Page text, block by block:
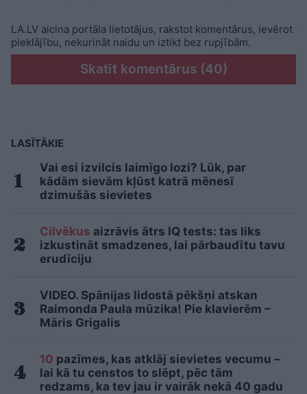
LA.LV aicina portāla lietotājus, rakstot komentārus, ievērot
pieklājību, nekurināt naidu un iztikt bez rupjībām.
Skatīt komentārus (40)
LASĪTĀKIE
Vai esi izvilcis laimīgo lozi? Lūk, par
kādām sievām kļūst katrā mēnesī
dzimušās sievietes
Cilvēkus aizrāvis ātrs IQ tests: tas liks
izkustināt smadzenes, lai pārbaudītu tavu
erudīciju
VIDEO. Spānijas lidostā pēkšņi atskan
Raimonda Paula mūzika! Pie klavierēm –
Māris Grigalis
10 pazīmes, kas atklāj sievietes vecumu –
lai kā tu censtos to slēpt, pēc tām
redzams, ka tev jau ir vairāk nekā 40 gadu